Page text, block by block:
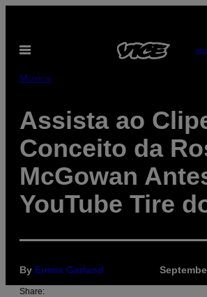
content
Open
Música
Assista ao
Conceito da
McGowan
YouTube Tire
By Emma Garland
Share: